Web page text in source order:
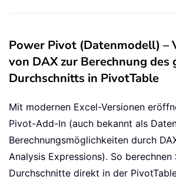
Power Pivot (Datenmodell) –
von DAX zur Berechnung des
Durchschnitts in PivotTable
Mit modernen Excel-Versionen
Pivot-Add-In (auch bekannt als
Berechnungsmöglichkeiten durch
Analysis Expressions). So
Durchschnitte direkt in der